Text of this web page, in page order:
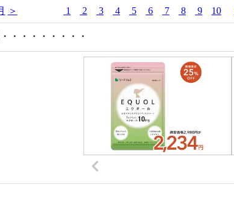
＞ 1 2 3 4 5 6 7 8 9 10
・・・・・・・・